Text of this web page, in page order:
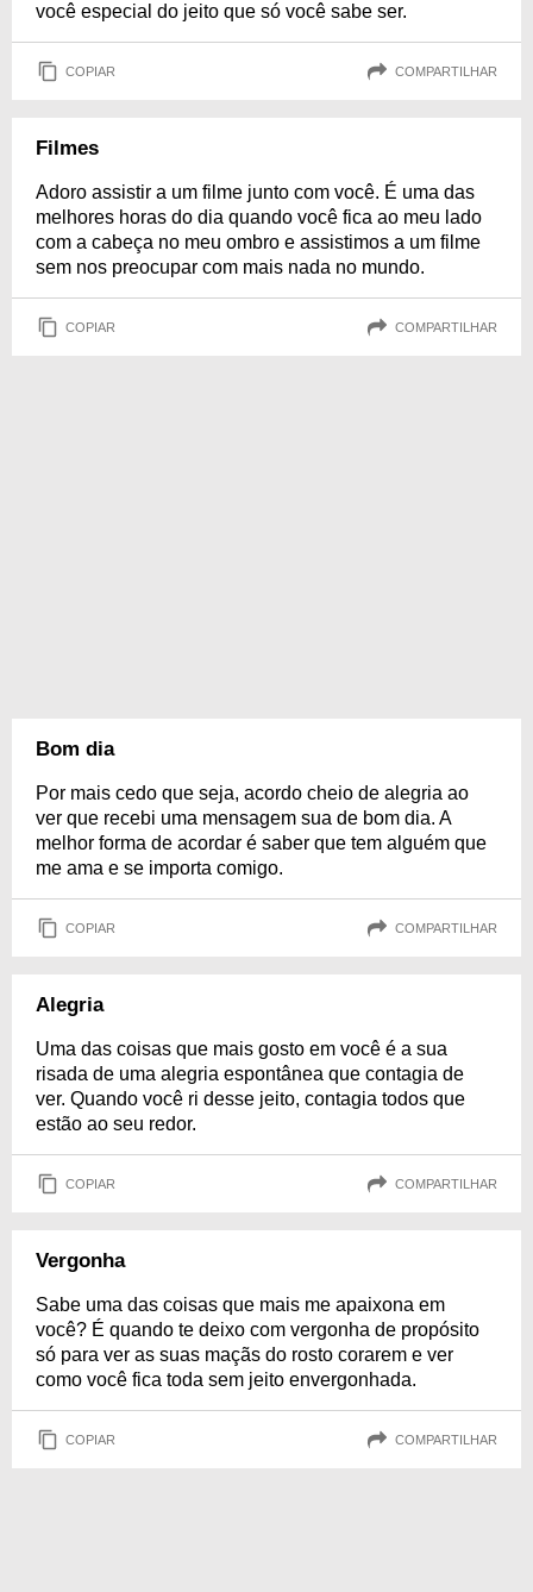
você especial do jeito que só você sabe ser.
COPIAR COMPARTILHAR
Filmes
Adoro assistir a um filme junto com você. É uma das
melhores horas do dia quando você fica ao meu lado
com a cabeça no meu ombro e assistimos a um filme
sem nos preocupar com mais nada no mundo.
COPIAR COMPARTILHAR
Bom dia
Por mais cedo que seja, acordo cheio de alegria ao
ver que recebi uma mensagem sua de bom dia. A
melhor forma de acordar é saber que tem alguém que
me ama e se importa comigo.
COPIAR COMPARTILHAR
Alegria
Uma das coisas que mais gosto em você é a sua
risada de uma alegria espontânea que contagia de
ver. Quando você ri desse jeito, contagia todos que
estão ao seu redor.
COPIAR COMPARTILHAR
Vergonha
Sabe uma das coisas que mais me apaixona em
você? É quando te deixo com vergonha de propósito
só para ver as suas maçãs do rosto corarem e ver
como você fica toda sem jeito envergonhada.
COPIAR COMPARTILHAR